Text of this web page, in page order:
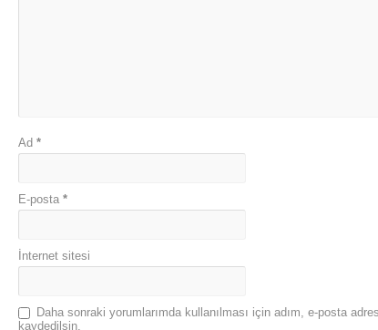
Ad *
E-posta *
İnternet sitesi
Daha sonraki yorumlarımda kullanılması için adım, e-posta
kaydedilsin.